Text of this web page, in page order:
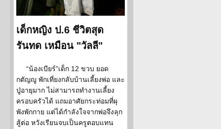
เด็กหญิง ป.6 ชีวิตสุด
รันทด เหมือน "วัลลี"
“น้องเบียร์”เด็ก 12 ขวบ ยอด
กตัญญู พักเที่ยงกลับบ้านเลี้ยงพ่อ และ
ปู่อายุมาก ไม่สามารถทำงานเลี้ยง
ครอบครัวได้ แถมอาศัยกระท่อมที่ผุ
พังพักกาย แต่ได้กำลังใจจากพ่อจึงลุก
สู้ต่อ หวังเรียนจบเป็นครูตอบแทน